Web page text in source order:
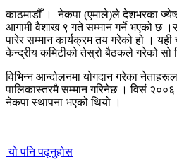
काठमाडौँ । नेकपा (एमाले)ले देशभरका
आगामी वैशाख ९ गते सम्मान गर्ने भएको छ
पारेर सम्मान कार्यक्रम तय गरेको हो ।
केन्द्रीय कमिटीको तेस्रो बैठकले गरेको सो
विभिन्न आन्दोलनमा योगदान गरेका
पालिकास्तरमै सम्मान गरिनेछ । विसं
नेकपा स्थापना भएको थियो ।
यो पनि पढ्नुहोस